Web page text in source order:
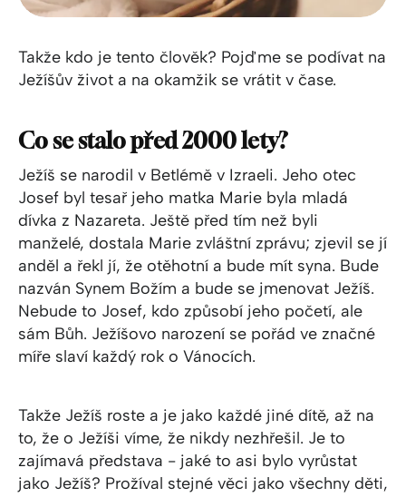
Takže kdo je tento člověk? Pojďme se podívat na
Ježíšův život a na okamžik se vrátit v čase.
Co se stalo před 2000 lety?
Ježíš se narodil v Betlémě v Izraeli. Jeho otec
Josef byl tesař jeho matka Marie byla mladá
dívka z Nazareta. Ještě před tím než byli
manželé, dostala Marie zvláštní zprávu; zjevil se jí
anděl a řekl jí, že otěhotní a bude mít syna. Bude
nazván Synem Božím a bude se jmenovat Ježíš.
Nebude to Josef, kdo způsobí jeho početí, ale
sám Bůh. Ježíšovo narození se pořád ve značné
míře slaví každý rok o Vánocích.
Takže Ježíš roste a je jako každé jiné dítě, až na
to, že o Ježíši víme, že nikdy nezhřešil. Je to
zajímavá představa - jaké to asi bylo vyrůstat
jako Ježíš? Prožíval stejné věci jako všechny děti,